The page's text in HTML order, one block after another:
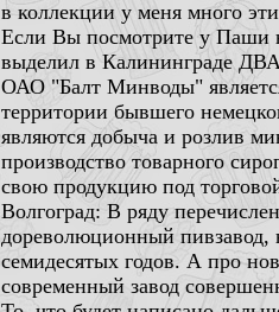
в коллекции у меня много
Если Вы посмотрите у Паши
выделил в Калининграде
ОАО "Балт Минводы"
территории бывшего
являютcя добыча и розлив
производство товарного
свою продукцию под
Волгоград: В ряду
дореволюционный пивзавод,
семидесятых годов. А про
современный завод